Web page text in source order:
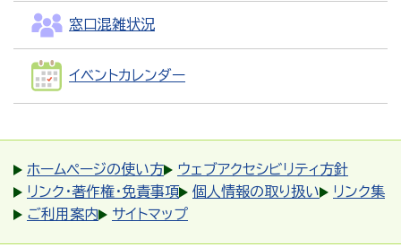
窓口混雑状況
イベントカレンダー
ホームページの使い方
ウェブアクセシビリティ方針
リンク・著作権・免責事項
個人情報の取り扱い
リンク集
ご利用案内
サイトマップ